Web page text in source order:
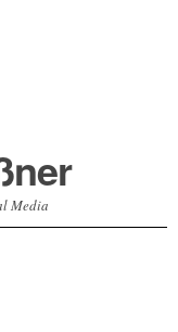
Media